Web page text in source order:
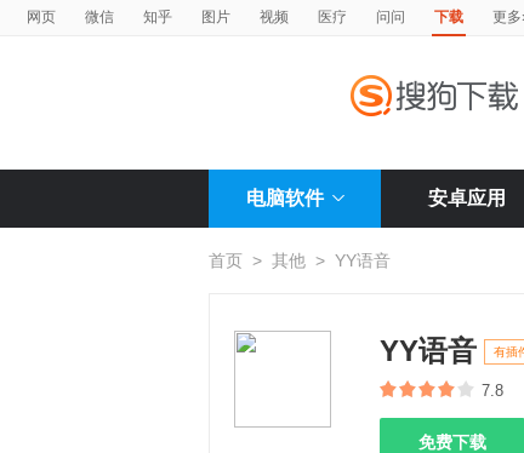
网页 微信 知乎 图片 视频 医疗 问问 下载 更多
电脑软件 安卓应用
首页 > 其他 > YY语音
YY语音 有插
7.8
免费下载